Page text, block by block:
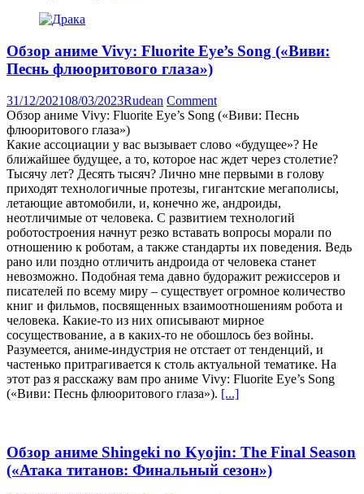
Обзор аниме Vivy: Fluorite Eye’s Song («Виви:
Песнь флюоритового глаза»)
31/12/202108/03/2023Rudean Comment
Обзор аниме Vivy: Fluorite Eye’s Song («Виви: Песнь
флюоритового глаза»)
Какие ассоциации у вас вызывает слово «будущее»? Не
ближайшее будущее, а то, которое нас ждет через столетие?
Тысячу лет? Десять тысяч? Лично мне первыми в голову
приходят технологичные протезы, гигантские мегаполисы,
летающие автомобили, и, конечно же, андроиды,
неотличимые от человека. С развитием технологий
роботостроения начнут резко вставать вопросы морали по
отношению к роботам, а также стандарты их поведения. Ведь
рано или поздно отличить андроида от человека станет
невозможно. Подобная тема давно будоражит режиссеров и
писателей по всему миру – существует огромное количество
книг и фильмов, посвященных взаимоотношениям робота и
человека. Какие-то из них описывают мирное
сосуществование, а в каких-то не обошлось без войны.
Разумеется, аниме-индустрия не отстает от тенденций, и
частенько притрагивается к столь актуальной тематике. На
этот раз я расскажу вам про аниме Vivy: Fluorite Eye’s Song
(«Виви: Песнь флюоритового глаза»). [...]
Обзор аниме Shingeki no Kyojin: The Final Season
(«Атака титанов: Финальный сезон»)